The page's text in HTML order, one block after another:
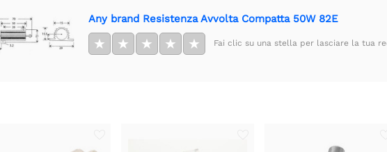
Any brand Resistenza Avvolta Compatta 50W 82E
★ ★ ★ ★ ★ Fai clic su una stella per lasciare la tua